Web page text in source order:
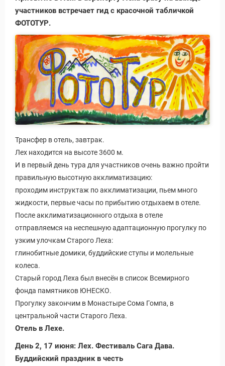
участников встречает гид с красочной табличкой
ФОТОТУР.
Трансфер в отель, завтрак.
Лех находится на высоте 3600 м.
И в первый день тура для участников очень важно пройти
правильную высотную акклиматизацию:
проходим инструктаж по акклиматизации, пьем много
жидкости, первые часы по прибытию отдыхаем в отеле.
После акклиматизационного отдыха в отеле
отправляемся на неспешную адаптационную прогулку по
узким улочкам Старого Леха:
глинобитные домики, буддийские ступы и молельные
колеса.
Старый город Леха был внесён в список Всемирного
фонда памятников ЮНЕСКО.
Прогулку закончим в Монастыре Сома Гомпа, в
центральной части Старого Леха.
Отель в Лехе.
День 2, 17 июня: Лех. Фестиваль Сага Дава.
Буддийский праздник в честь